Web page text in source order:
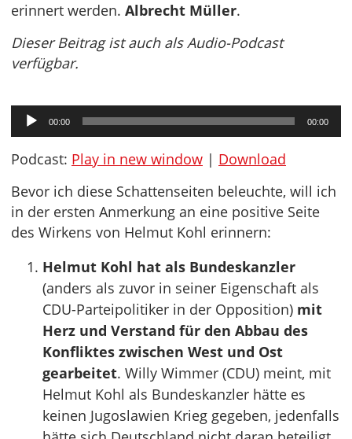
erinnert werden. Albrecht Müller.
Dieser Beitrag ist auch als Audio-Podcast
verfügbar.
Audio-
Player
00:00 00:00
Podcast: Play in new window | Download
Bevor ich diese Schattenseiten beleuchte, will ich
in der ersten Anmerkung an eine positive Seite
des Wirkens von Helmut Kohl erinnern:
Helmut Kohl hat als Bundeskanzler
(anders als zuvor in seiner Eigenschaft als
CDU-Parteipolitiker in der Opposition) mit
Herz und Verstand für den Abbau des
Konfliktes zwischen West und Ost
gearbeitet. Willy Wimmer (CDU) meint, mit
Helmut Kohl als Bundeskanzler hätte es
keinen Jugoslawien Krieg gegeben, jedenfalls